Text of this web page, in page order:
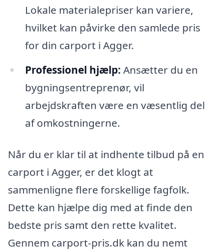
Lokale materialepriser kan variere,
hvilket kan påvirke den samlede pris
for din carport i Agger.
Professionel hjælp: Ansætter du en
bygningsentreprenør, vil
arbejdskraften være en væsentlig del
af omkostningerne.
Når du er klar til at indhente tilbud på en
carport i Agger, er det klogt at
sammenligne flere forskellige fagfolk.
Dette kan hjælpe dig med at finde den
bedste pris samt den rette kvalitet.
Gennem carport-pris.dk kan du nemt